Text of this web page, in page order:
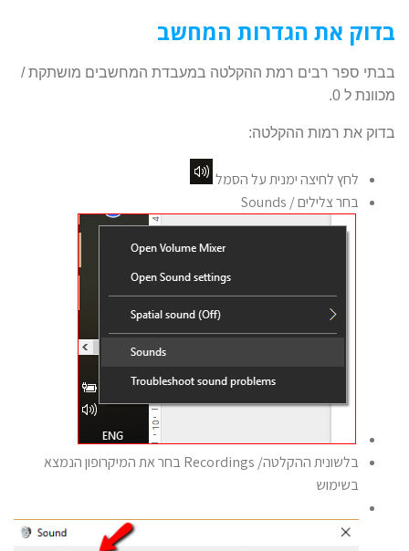
בדוק את הגדרות המחשב
בבתי ספר רבים רמת ההקלטה במעבדת המחשבים מושתקת /
מכוונת ל 0.
בדוק את רמות ההקלטה:
לחץ לחיצה ימנית על הסמל
בחר צלילים / Sounds
בלשונית ההקלטה/ Recordings בחר את המיקרופון הנמצא
בשימוש